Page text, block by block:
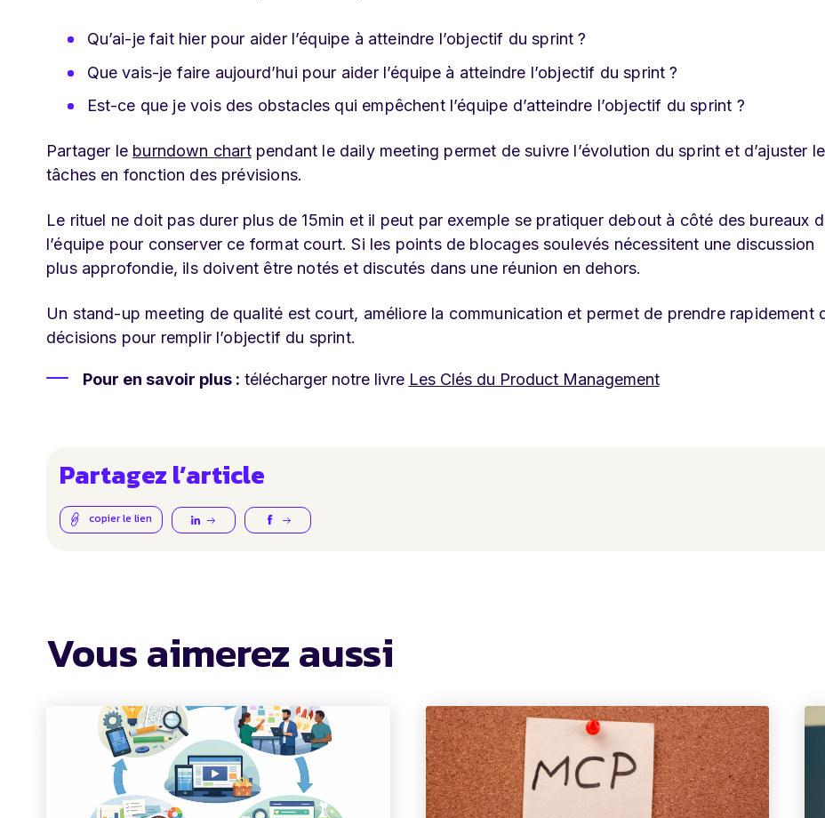
Qu’ai-je fait hier pour aider l’équipe à atteindre l’objectif du sprint ?
Que vais-je faire aujourd’hui pour aider l’équipe à atteindre l’objectif du sprint ?
Est-ce que je vois des obstacles qui empêchent l’équipe d’atteindre l’objectif du sprint ?
Partager le burndown chartpendant le daily meeting permet de suivre l’évolution du sprint et d’ajuster
tâches en fonction des prévisions.
Le rituel ne doit pas durer plus de 15min et il peut par exemple se pratiquer debout à côté des bureaux
l’équipe pour conserver ce format court. Si les points de blocages soulevés nécessitent une discussion
plus approfondie, ils doivent être notés et discutés dans une réunion en dehors.
Un stand-up meeting de qualité est court, améliore la communication et permet de prendre rapidement
décisions pour remplir l’objectif du sprint.
Pour en savoir plus : télécharger notre livre Les Clés du Product Management
Partagez l’article
copier le lien
Vous aimerez aussi